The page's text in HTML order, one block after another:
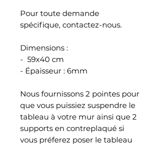
Pour toute demande
spécifique, contactez-nous.
Dimensions :
- 59x40 cm
- Épaisseur : 6mm
Nous fournissons 2 pointes pour
que vous puissiez suspendre le
tableau à votre mur ainsi que 2
supports en contreplaqué si
vous préferez poser le tableau